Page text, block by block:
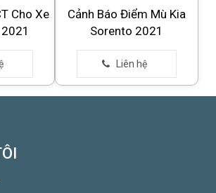
Cho Xe
Cảnh Báo Điểm Mù Kia
Sorento 2021